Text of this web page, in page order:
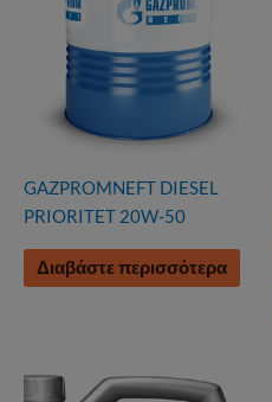
GAZPROMNEFT DIESEL
PRIORITET 20W-50
Διαβάστε περισσότερα